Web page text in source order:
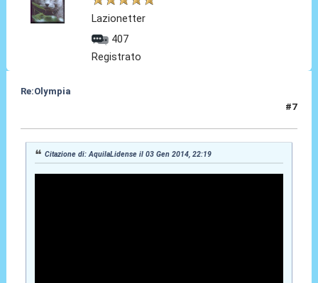
Lazionetter
407
Registrato
Re:Olympia
#7
Citazione di: AquilaLidense il 03 Gen 2014, 22:19